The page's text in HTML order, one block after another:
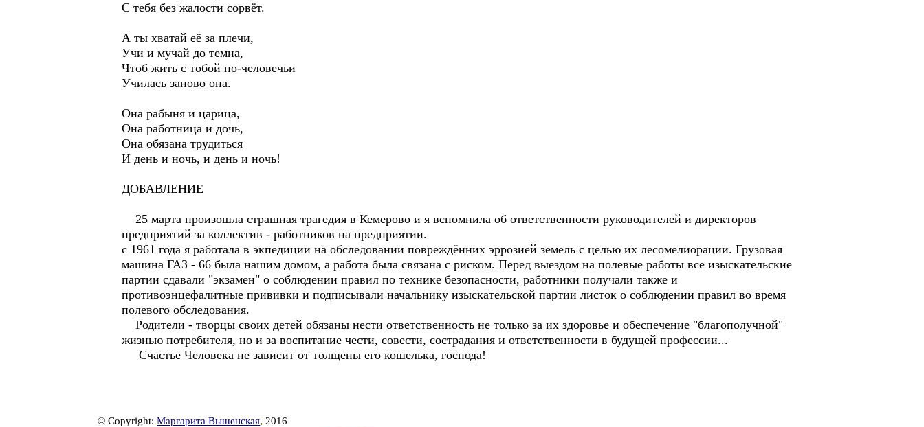
С тебя без жалости сорвёт.
А ты хватай её за плечи,
Учи и мучай до темна,
Чтоб жить с тобой по-человечьи
Училась заново она.
Она рабыня и царица,
Она работница и дочь,
Она обязана трудиться
И день и ночь, и день и ночь!
ДОБАВЛЕНИЕ
25 марта произошла страшная трагедия в Кемерово и я вспомнила об ответственности руководителей и директоров
предприятий за коллектив - работников на предприятии.
с 1961 года я работала в экпедиции на обследовании повреждённих эррозией земель с целью их лесомелиорации. Грузовая
машина ГАЗ - 66 была нашим домом, а работа была связана с риском. Перед выездом на полевые работы все изыскательские
партии сдавали "экзамен" о соблюдении правил по технике безопасности, работники получали также и
противоэнцефалитные прививки и подписывали начальнику изыскательской партии листок о соблюдении правил во время
полевого обследования.
Родители - творцы своих детей обязаны нести ответственность не только за их здоровье и обеспечение "благополучной"
жизнью потребителя, но и за воспитание чести, совести, сострадания и ответственности в будущей профессии...
Счастье Человека не зависит от толщены его кошелька, господа!
© Copyright: Маргарита Вышенская, 2016